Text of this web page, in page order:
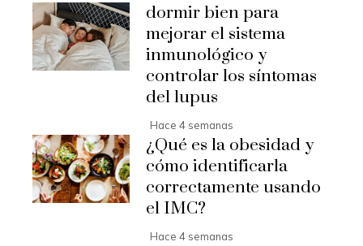
dormir bien para
mejorar el sistema
inmunológico y
controlar los síntomas
del lupus
Hace 4 semanas
¿Qué es la obesidad y
cómo identificarla
correctamente usando
el IMC?
Hace 4 semanas